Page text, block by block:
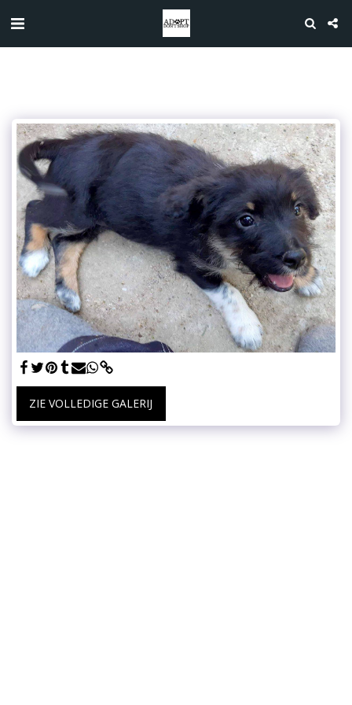
ZIE VOLLEDIGE GALERIJ